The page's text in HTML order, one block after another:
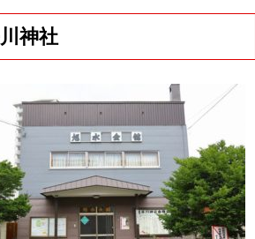
神社